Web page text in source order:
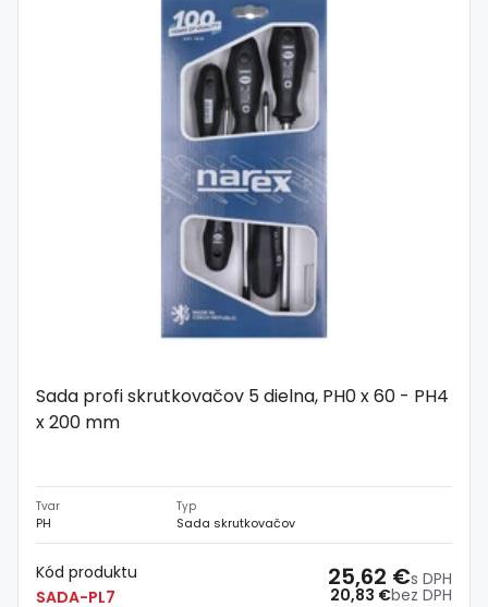
Sada profi skrutkovačov 5 dielna, PH0 x 60 - PH4
x 200 mm
Tvar
PH
Typ
Sada skrutkovačov
Kód produktu
SADA-PL7
20,83 €bez DPH
25,62 €s DPH